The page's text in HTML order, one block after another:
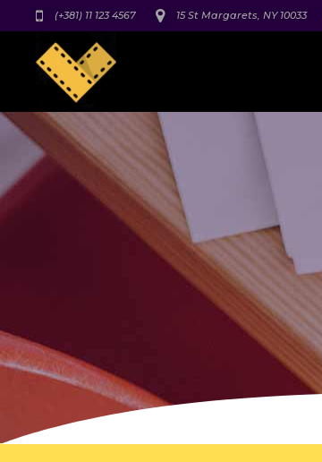
(+381) 11 123 4567 15 St Margarets, NY 10033